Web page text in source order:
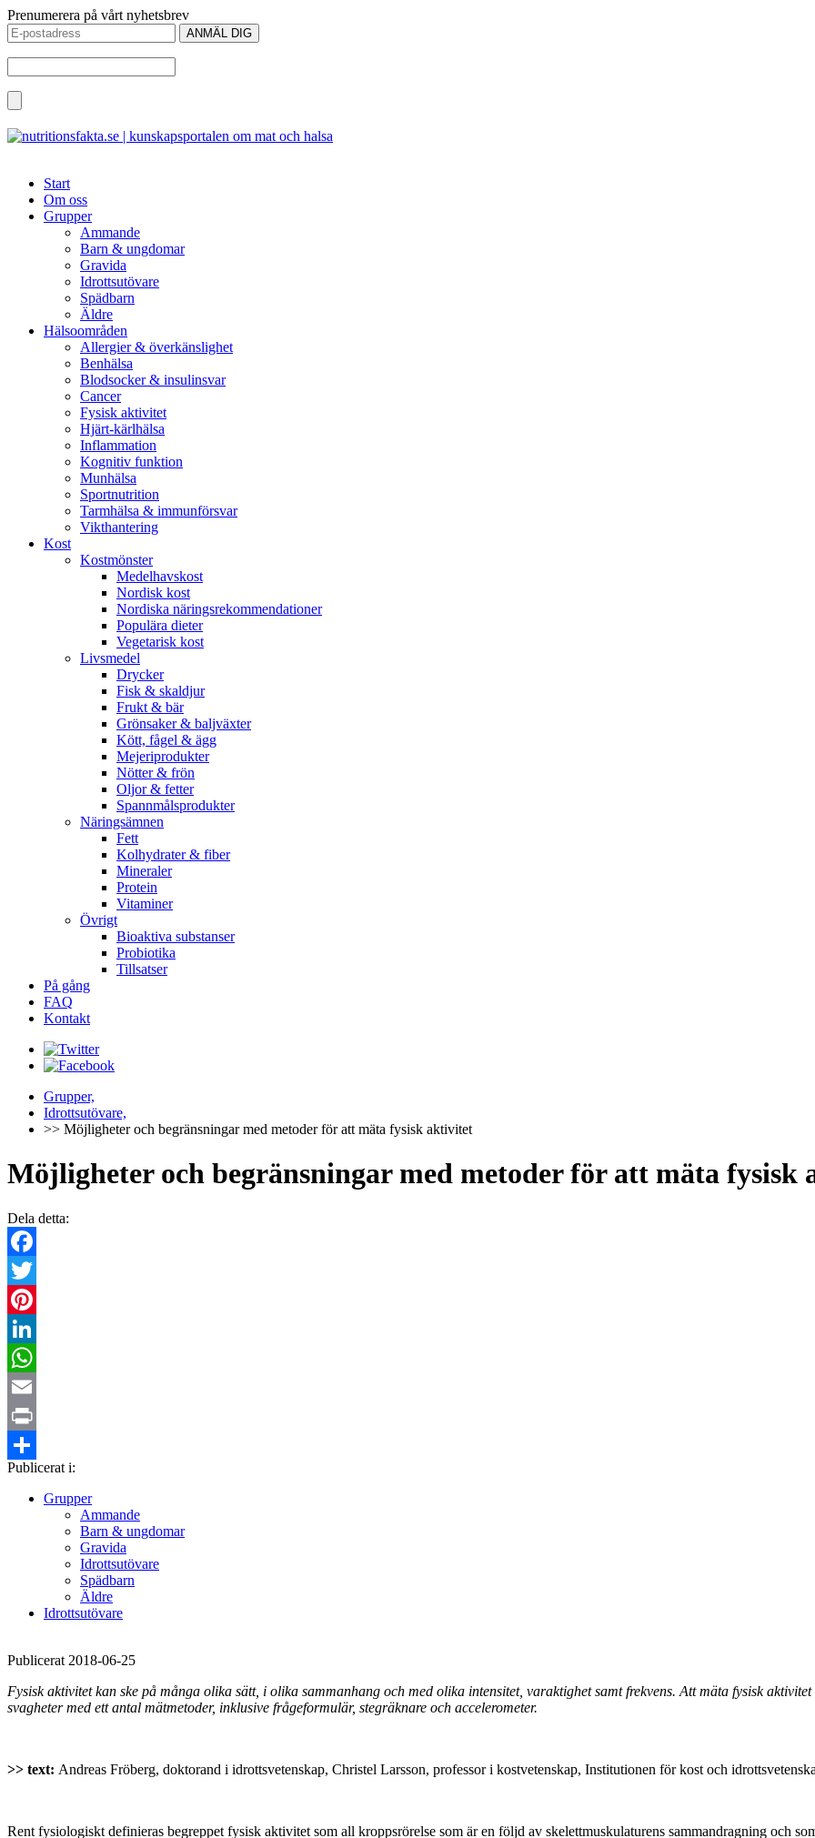
Prenumerera på vårt nyhetsbrev
Start
Om oss
Grupper
Ammande
Barn & ungdomar
Gravida
Idrottsutövare
Spädbarn
Äldre
Hälsoområden
Allergier & överkänslighet
Benhälsa
Blodsocker & insulinsvar
Cancer
Fysisk aktivitet
Hjärt-kärlhälsa
Inflammation
Kognitiv funktion
Munhälsa
Sportnutrition
Tarmhälsa & immunförsvar
Vikthantering
Kost
Kostmönster
Medelhavskost
Nordisk kost
Nordiska näringsrekommendationer
Populära dieter
Vegetarisk kost
Livsmedel
Drycker
Fisk & skaldjur
Frukt & bär
Grönsaker & baljväxter
Kött, fågel & ägg
Mejeriprodukter
Nötter & frön
Oljor & fetter
Spannmålsprodukter
Näringsämnen
Fett
Kolhydrater & fiber
Mineraler
Protein
Vitaminer
Övrigt
Bioaktiva substanser
Probiotika
Tillsatser
På gång
FAQ
Kontakt
Grupper,
Idrottsutövare,
>> Möjligheter och begränsningar med metoder för att mäta fysisk aktivitet
Möjligheter och begränsningar med metoder för att mäta fysisk
Dela detta:
Facebook
Twitter
Pinterest
LinkedIn
WhatsApp
Email
Print
Dela
Publicerat i:
Grupper
Ammande
Barn & ungdomar
Gravida
Idrottsutövare
Spädbarn
Äldre
Idrottsutövare
Publicerat 2018-06-25
Fysisk aktivitet kan ske på många olika sätt, i olika sammanhang och med olika intensitet, varaktighet samt frekvens. Att mäta fysisk
svagheter med ett antal mätmetoder, inklusive frågeformulär, stegräknare och accelerometer.
>> text: Andreas Fröberg, doktorand i idrottsvetenskap, Christel Larsson, professor i kostvetenskap, Institutionen för kost och
Rent fysiologiskt definieras begreppet fysisk aktivitet som all kroppsrörelse som är en följd av skelettmuskulaturens sammandragning och